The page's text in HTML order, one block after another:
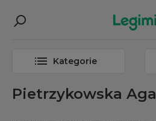
Kategorie
Pietrzykowska Aga